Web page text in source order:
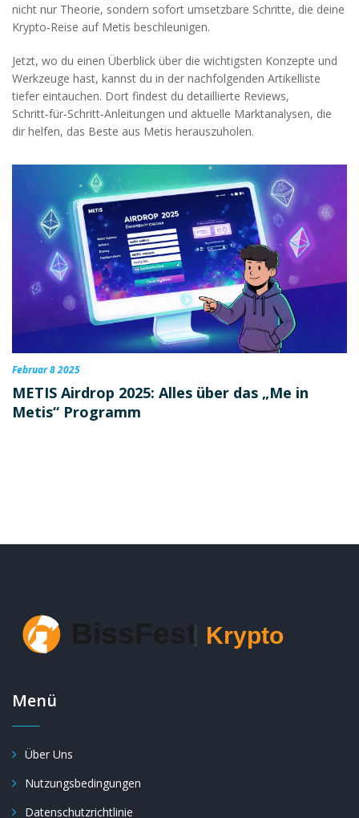
nicht nur Theorie, sondern sofort umsetzbare Schritte, die deine
Krypto‑Reise auf Metis beschleunigen.
Jetzt, wo du einen Überblick über die wichtigsten Konzepte und
Werkzeuge hast, kannst du in der nachfolgenden Artikelliste
tiefer eintauchen. Dort findest du detaillierte Reviews,
Schritt‑für‑Schritt‑Anleitungen und aktuelle Marktanalysen, die
dir helfen, das Beste aus Metis herauszuholen.
Februar 8 2025
METIS Airdrop 2025: Alles über das „Me in
Metis“ Programm
Menü
Über Uns
Nutzungsbedingungen
Datenschutzrichtlinie